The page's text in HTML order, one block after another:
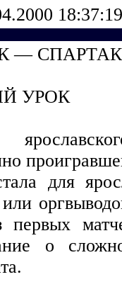
—
УРОК
для
или
первых
о